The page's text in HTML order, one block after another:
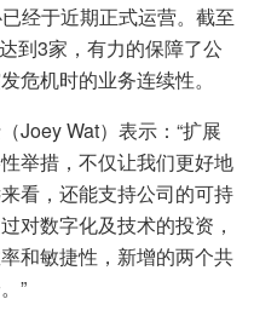
经于近期正式运营。截至
到3家，有力的保障了公
危机时的业务连续性。
Joey Wat）表示：“扩展
举措，不仅让我们更好地
看，还能支持公司的可持
对数字化及技术的投资，
和敏捷性，新增的两个共
”